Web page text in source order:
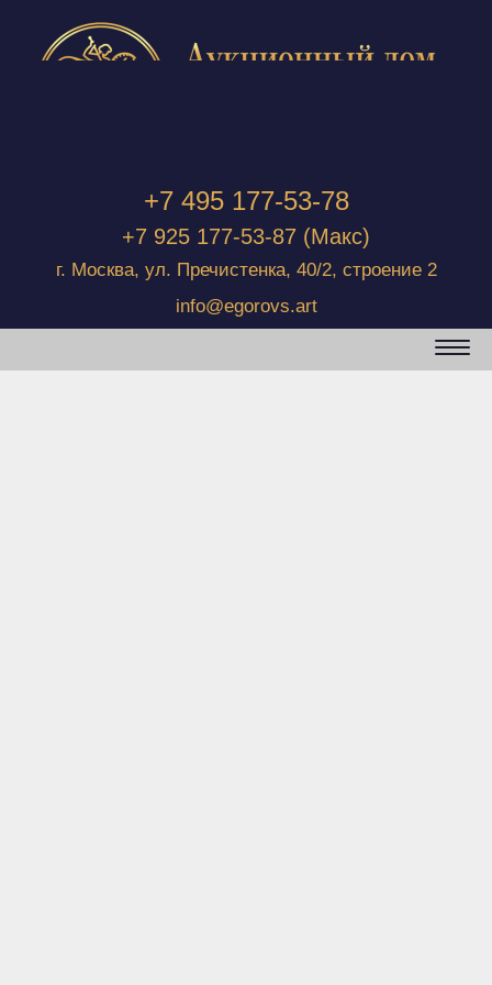
+7 495 177-53-78
+7 925 177-53-87 (Макс)
г. Москва, ул. Пречистенка, 40/2, строение 2
info@egorovs.art